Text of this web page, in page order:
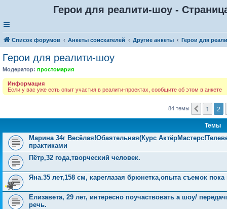
Герои для реалити-шоу -
Список форумов Анкеты соискателей Другие анкеты Герои для
Герои для реалити-шоу
Модератор: простомария
Информация
Если у вас уже есть опыт участия в реалити-проектах, сообщите об этом в анкете
84 темы Пред.
1 2
Темы
Марина 34г Весёлая!Обаятельная(Курс
практиками
Пётр,32 года,творческий человек.
Яна.35 лет,158 см, кареглазая брюнетка,опыта съемок пока
Елизавета, 29 лет, интересно поучаствовать а шоу/
речь.